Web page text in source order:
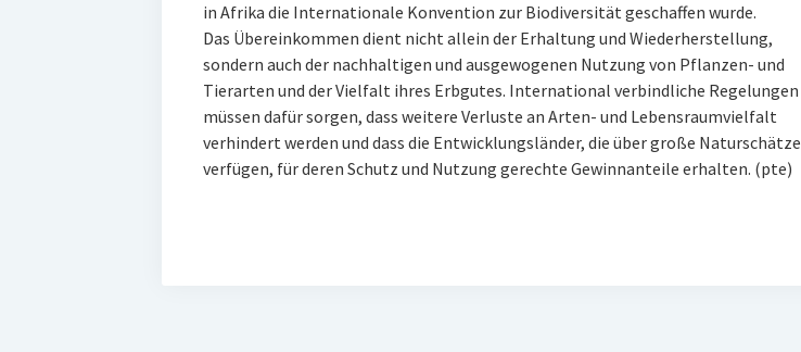
in Afrika die Internationale Konvention zur Biodiversität geschaffen wurde.
Das Übereinkommen dient nicht allein der Erhaltung und Wiederherstellung,
sondern auch der nachhaltigen und ausgewogenen Nutzung von Pflanzen- und
Tierarten und der Vielfalt ihres Erbgutes. International verbindliche Regelungen
müssen dafür sorgen, dass weitere Verluste an Arten- und Lebensraumvielfalt
verhindert werden und dass die Entwicklungsländer, die über große Naturschätze
verfügen, für deren Schutz und Nutzung gerechte Gewinnanteile erhalten. (pte)